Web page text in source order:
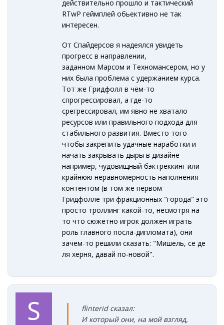
действительно прошло и тактический
RTwP геймплей обьективно не так
интересен.
От Спайдерсов я надеялся увидеть
прогресс в направлении,
заданном Марсом и Техномансером, но у
них была проблема с удержанием курса.
Тот же Гридфолл в чём-то
спрогрессировал, а где-то
срегрессировал, им явно не хватало
ресурсов или правильного подхода для
стабильного развития. Вместо того
чтобы закрепить удачные наработки и
начать закрывать дыры в дизайне -
например, чудовищный бэктреккинг или
крайнюю неравномерность наполнения
контентом (в том же первом
Гридфолле три фракционных "города" это
просто троллинг какой-то, несмотря на
то что сюжетно игрок должен играть
роль главного посла-дипломата), они
зачем-то решили сказать: "Мишель, се де
ля херня, давай по-новой".
flinterid сказал:
И который они, на мой взгляд,